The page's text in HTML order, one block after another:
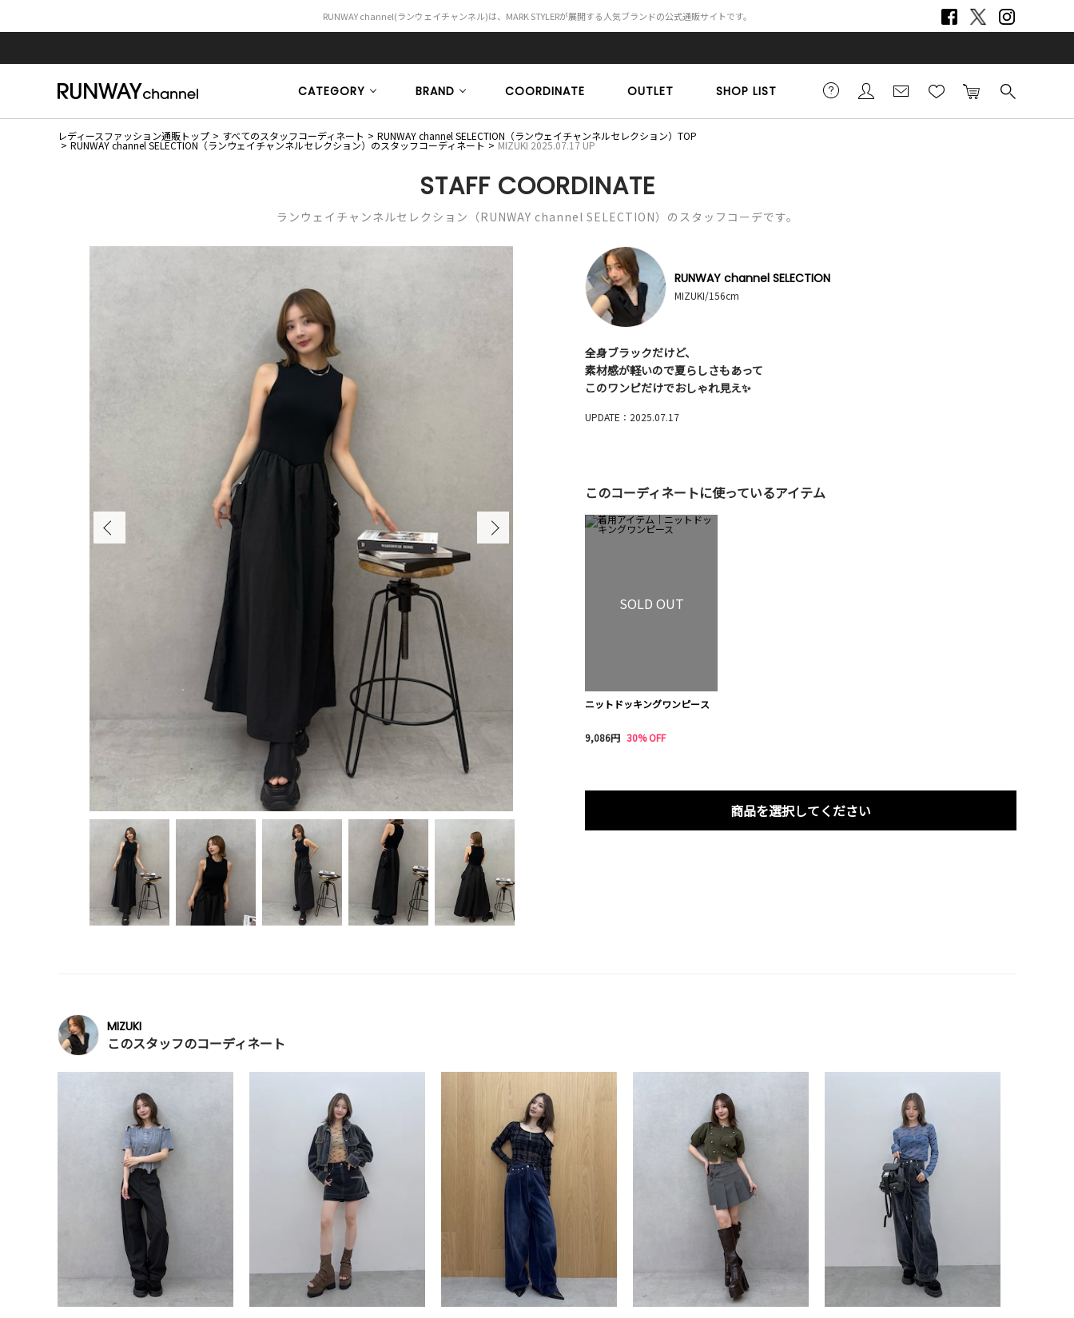
RUNWAY channel(ランウェイチャンネル)は、MARK STYLERが展開する人気ブランドの公式通販サイトです。
CATEGORY BRAND COORDINATE OUTLET SHOP LIST
レディースファッション通販トップ すべてのスタッフコーディネート RUNWAY channel SELECTION（ランウェイチャンネルセレクション）TOP
RUNWAY channel SELECTION（ランウェイチャンネルセレクション）のスタッフコーディネート MIZUKI 2025.07.17 UP
STAFF COORDINATE
ランウェイチャンネルセレクション（RUNWAY channel SELECTION）のスタッフコーデです。
RUNWAY channel SELECTION
MIZUKI/156cm
全身ブラックだけど、
素材感が軽いので夏らしさもあって
このワンピだけでおしゃれ見え✨
UPDATE：2025.07.17
このコーディネートに使っているアイテム
SOLD OUT
ニットドッキングワンピース
9,086円 30% OFF
商品を選択してください
MIZUKI
このスタッフのコーディネート